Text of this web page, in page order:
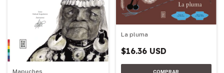
Mapuches
La pluma
$16.36 USD